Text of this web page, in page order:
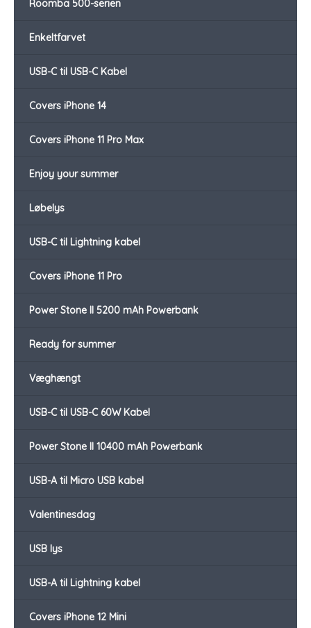
Roomba 500-serien
Enkeltfarvet
USB-C til USB-C Kabel
Covers iPhone 14
Covers iPhone 11 Pro Max
Enjoy your summer
Løbelys
USB-C til Lightning kabel
Covers iPhone 11 Pro
Power Stone II 5200 mAh Powerbank
Ready for summer
Væghængt
USB-C til USB-C 60W Kabel
Power Stone II 10400 mAh Powerbank
USB-A til Micro USB kabel
Valentinesdag
USB lys
USB-A til Lightning kabel
Covers iPhone 12 Mini